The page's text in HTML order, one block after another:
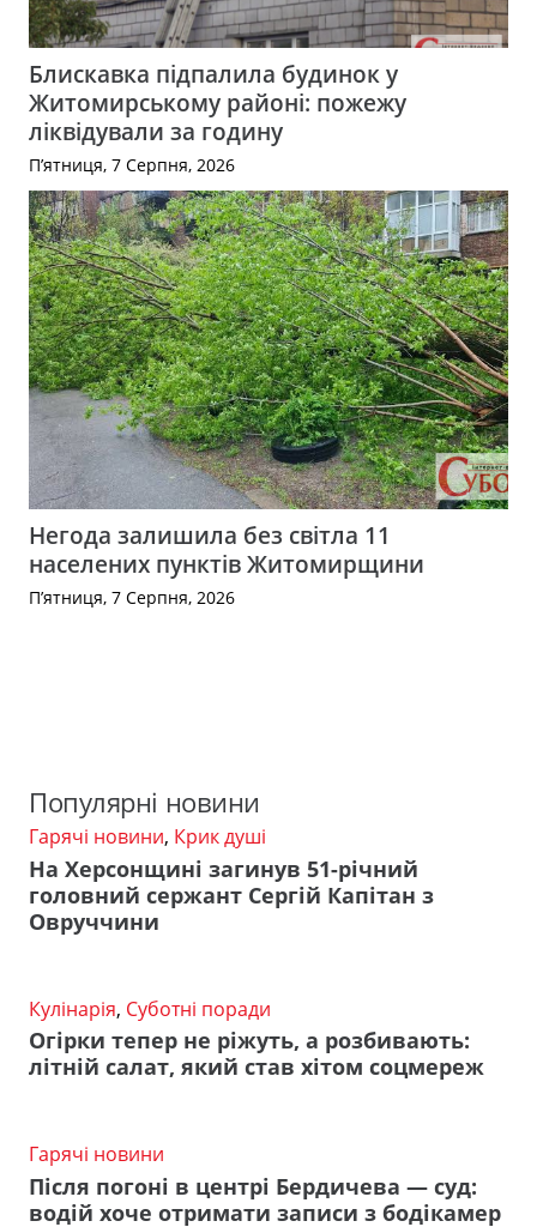
Блискавка підпалила будинок у
Житомирському районі: пожежу
ліквідували за годину
П’ятниця, 7 Серпня, 2026
Негода залишила без світла 11
населених пунктів Житомирщини
П’ятниця, 7 Серпня, 2026
Популярні новини
Гарячі новини, Крик душі
На Херсонщині загинув 51-річний
головний сержант Сергій Капітан з
Овруччини
Кулінарія, Суботні поради
Огірки тепер не ріжуть, а розбивають:
літній салат, який став хітом соцмереж
Гарячі новини
Після погоні в центрі Бердичева — суд:
водій хоче отримати записи з бодікамер